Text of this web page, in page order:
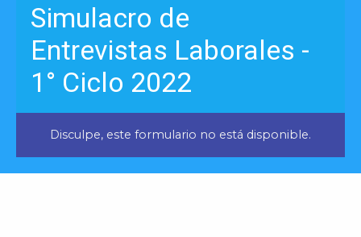
Simulacro de
Entrevistas Laborales -
1° Ciclo 2022
Disculpe, este formulario no está disponible.